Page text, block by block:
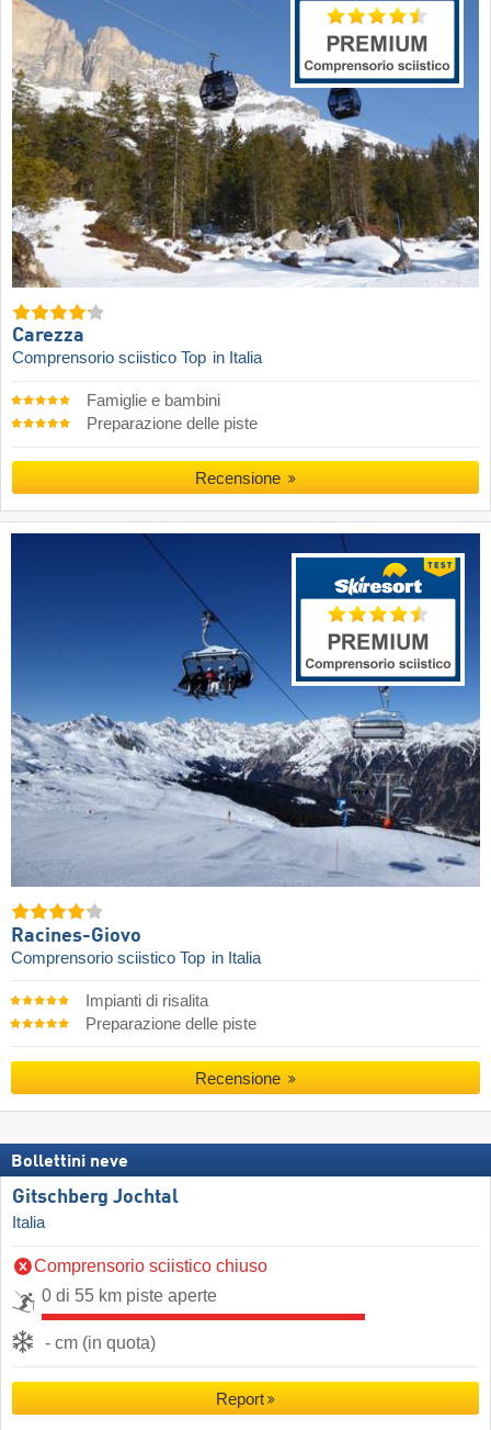
Carezza
Comprensorio sciistico Top in Italia
Famiglie e bambini
Preparazione delle piste
Recensione
Racines-Giovo
Comprensorio sciistico Top in Italia
Impianti di risalita
Preparazione delle piste
Recensione
Bollettini neve
Gitschberg Jochtal
Italia
Comprensorio sciistico chiuso
0 di 55 km piste aperte
- cm (in quota)
Report